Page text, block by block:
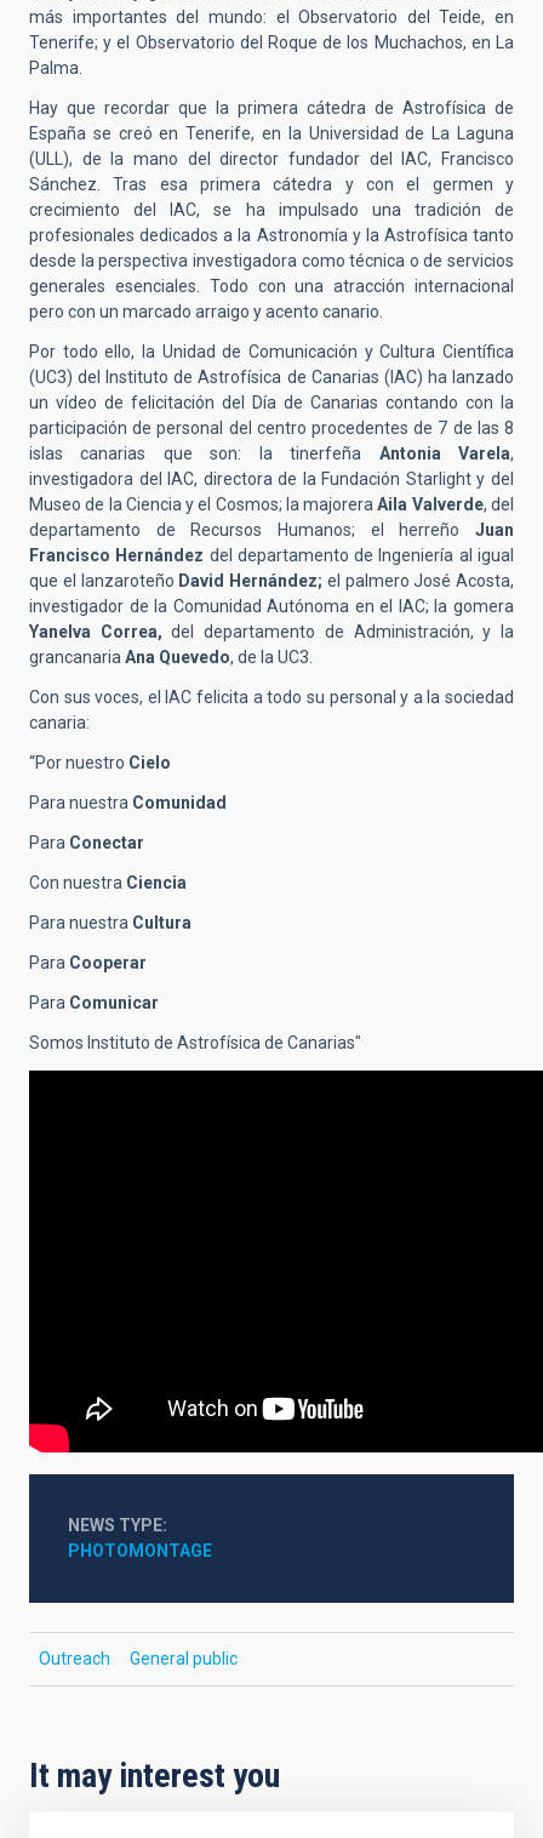
más importantes del mundo: el Observatorio del Teide, en
Tenerife; y el Observatorio del Roque de los Muchachos, en La
Palma.
Hay que recordar que la primera cátedra de Astrofísica de
España se creó en Tenerife, en la Universidad de La Laguna
(ULL), de la mano del director fundador del IAC, Francisco
Sánchez. Tras esa primera cátedra y con el germen y
crecimiento del IAC, se ha impulsado una tradición de
profesionales dedicados a la Astronomía y la Astrofísica tanto
desde la perspectiva investigadora como técnica o de servicios
generales esenciales. Todo con una atracción internacional
pero con un marcado arraigo y acento canario.
Por todo ello, la Unidad de Comunicación y Cultura Científica
(UC3) del Instituto de Astrofísica de Canarias (IAC) ha lanzado
un vídeo de felicitación del Día de Canarias contando con la
participación de personal del centro procedentes de 7 de las 8
islas canarias que son: la tinerfeña Antonia Varela,
investigadora del IAC, directora de la Fundación Starlight y del
Museo de la Ciencia y el Cosmos; la majoreraAila Valverde, del
departamento de Recursos Humanos; el herreño Juan
Francisco Hernández del departamento de Ingeniería al igual
que el lanzaroteño David Hernández; el palmero José Acosta,
investigador de la Comunidad Autónoma en el IAC; la gomera
Yanelva Correa, del departamento de Administración, y la
grancanariaAna Quevedo, de la UC3.
Con sus voces, el IAC felicita a todo su personal y a la sociedad
canaria:
“Por nuestro Cielo
Para nuestra Comunidad
Para Conectar
Con nuestra Ciencia
Para nuestra Cultura
Para Cooperar
Para Comunicar
Somos Instituto de Astrofísica de Canarias"
NEWS TYPE
PHOTOMONTAGE
Outreach General public
It may interest you